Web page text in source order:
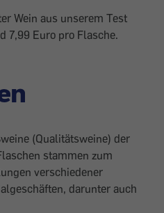
Wein aus unserem Test
7,99 Euro pro ­Flasche.
(Qualitätsweine) der
stammen zum
verschiedener
darunter auch